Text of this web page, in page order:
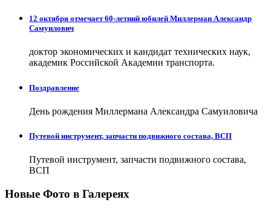
12 октября отмечает 60-летний юбилей Миллерман Александр
Самуилович
доктор экономических и кандидат технических наук,
академик Российской Академии транспорта.
Поздравление
День рождения Миллермана Александра Самуиловича
Путевой инструмент, запчасти подвижного состава, ВСП
Путевой инструмент, запчасти подвижного состава,
ВСП
Новые Фото в Галереях